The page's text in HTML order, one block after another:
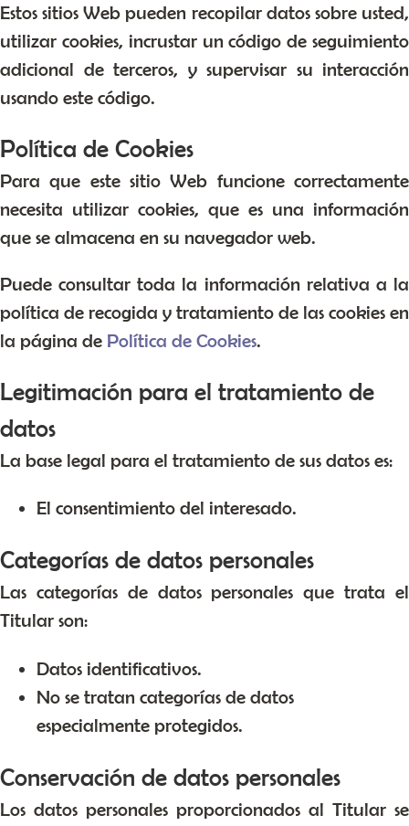
Estos sitios Web pueden recopilar datos sobre usted,
utilizar cookies, incrustar un código de seguimiento
adicional de terceros, y supervisar su interacción
usando este código.
Política de Cookies
Para que este sitio Web funcione correctamente
necesita utilizar cookies, que es una información
que se almacena en su navegador web.
Puede consultar toda la información relativa a la
política de recogida y tratamiento de las cookies en
la página de Política de Cookies.
Legitimación para el tratamiento de
datos
La base legal para el tratamiento de sus datos es:
El consentimiento del interesado.
Categorías de datos personales
Las categorías de datos personales que trata el
Titular son:
Datos identificativos.
No se tratan categorías de datos
especialmente protegidos.
Conservación de datos personales
Los datos personales proporcionados al Titular se